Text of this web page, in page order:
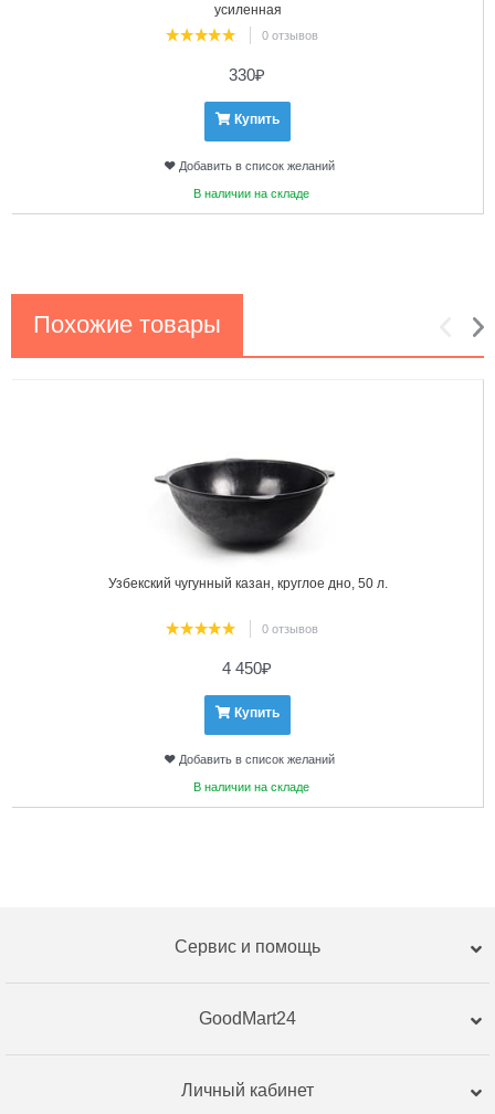
усиленная
0 отзывов
330₽
Купить
Добавить в список желаний
В наличии на складе
Похожие товары
Узбекский чугунный казан, круглое дно, 50 л.
0 отзывов
4 450₽
Купить
Добавить в список желаний
В наличии на складе
Сервис и помощь
GoodMart24
Личный кабинет